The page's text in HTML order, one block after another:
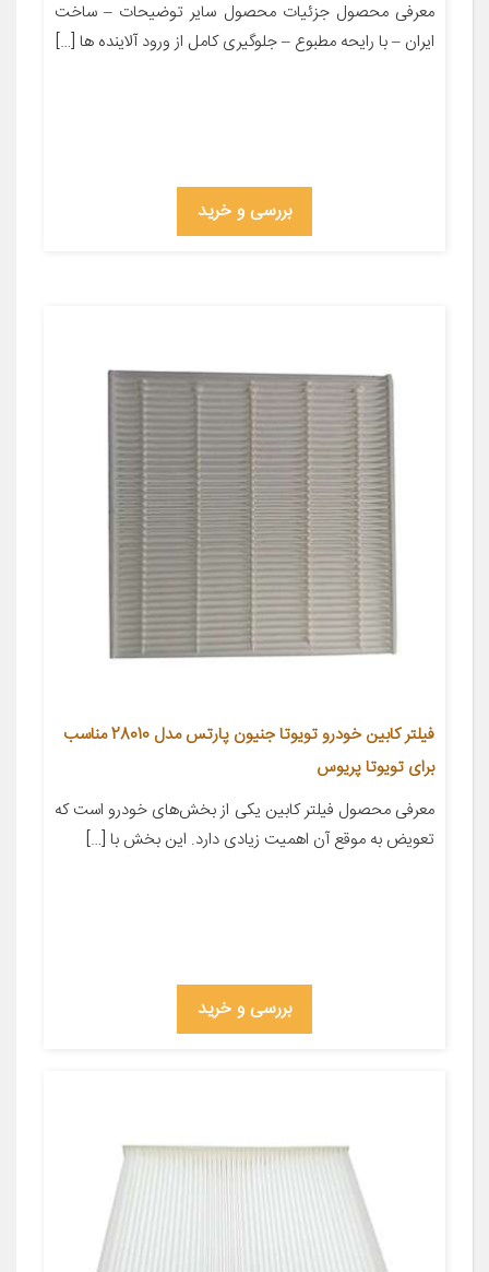
معرفی محصول جزئیات محصول سایر توضیحات – ساخت
ایران – با رایحه مطبوع – جلوگیری کامل از ورود آلاینده ها […]
بررسی و خرید
فیلتر کابین خودرو تویوتا جنیون پارتس مدل 28010 مناسب
برای تویوتا پریوس
معرفی محصول فیلتر کابین یکی از بخش‌های خودرو است که
تعویض به موقع آن اهمیت زیادی دارد. این بخش با […]
بررسی و خرید